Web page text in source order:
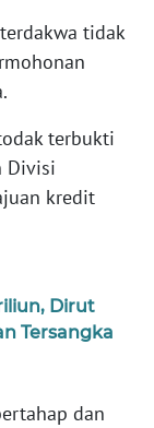
tidak
terbukti
Divisi
kredit
Dirut
Tersangka
dan